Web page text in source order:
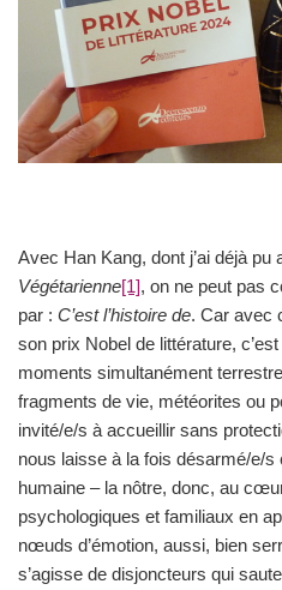
Avec Han Kang, dont j’ai déjà
Végétarienne[1], on ne peut pas
par : C’est l’histoire de. Car avec
son prix Nobel de littérature,
moments simultanément
fragments de vie, météorites ou
invité/e/s à accueillir sans
nous laisse à la fois désarmé/e/
humaine – la nôtre, donc, au
psychologiques et familiaux en
nœuds d’émotion, aussi, bien
s’agisse de disjoncteurs qui